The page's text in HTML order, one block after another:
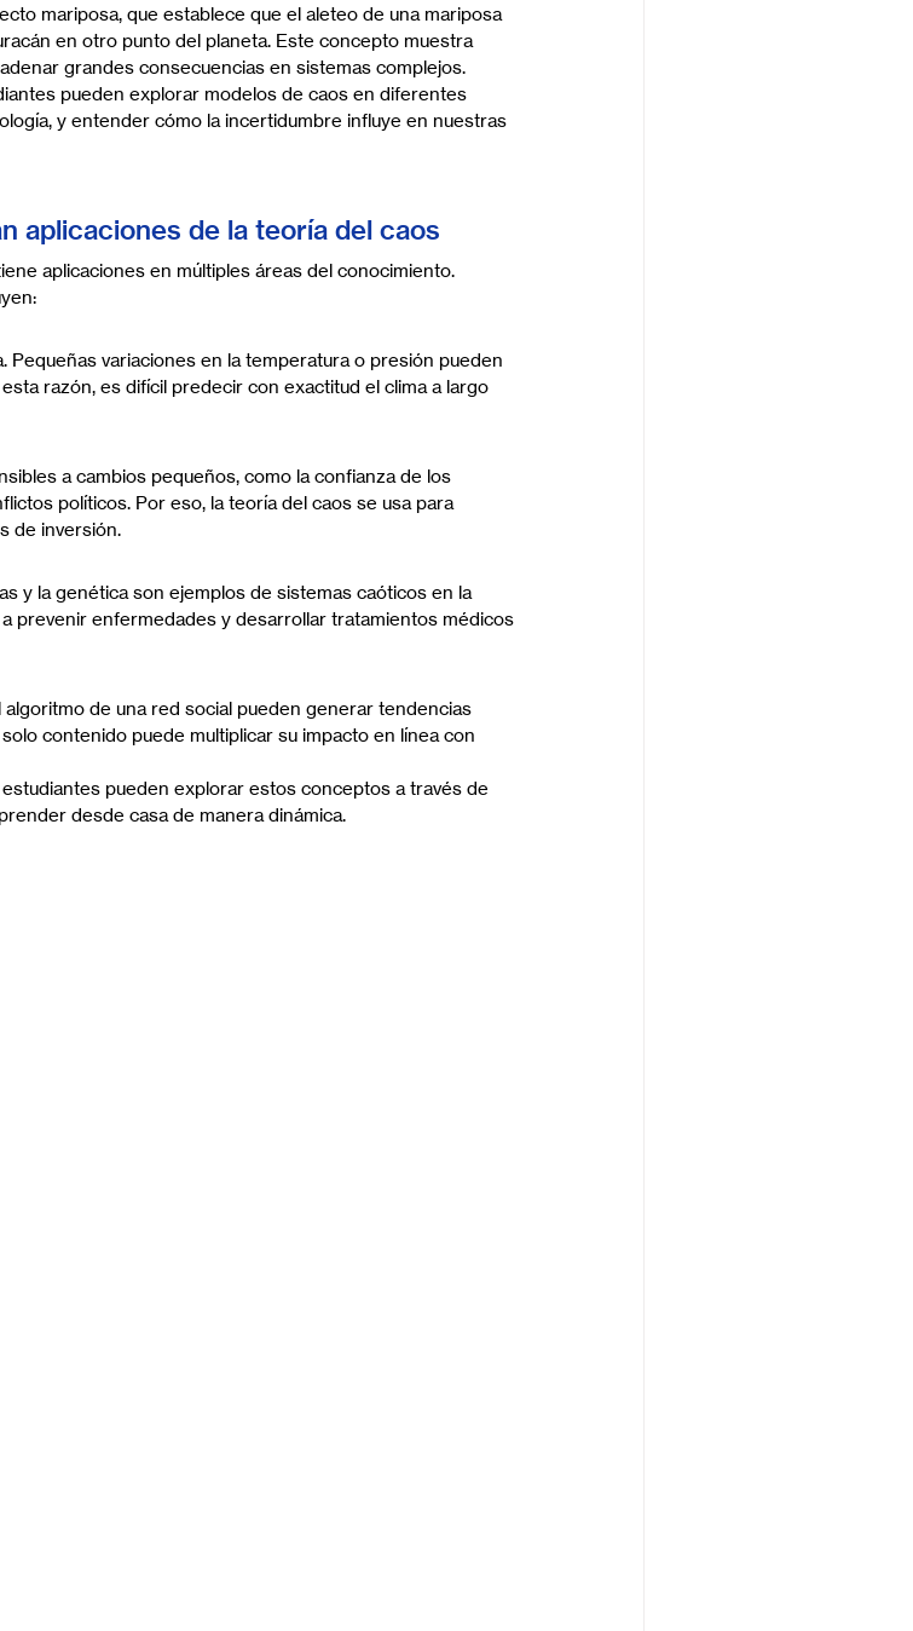
mariposa, que establece que el aleteo de una mariposa
en otro punto del planeta. Este concepto muestra
grandes consecuencias en sistemas complejos.
pueden explorar modelos de caos en diferentes
y entender cómo la incertidumbre influye en nuestras
aplicaciones de la teoría del caos
aplicaciones en múltiples áreas del conocimiento.
Pequeñas variaciones en la temperatura o presión pueden
razón, es difícil predecir con exactitud el clima a largo
a cambios pequeños, como la confianza de los
políticos. Por eso, la teoría del caos se usa para
de inversión.
y la genética son ejemplos de sistemas caóticos en la
prevenir enfermedades y desarrollar tratamientos médicos
de una red social pueden generar tendencias
contenido puede multiplicar su impacto en línea con
pueden explorar estos conceptos a través de
desde casa de manera dinámica.